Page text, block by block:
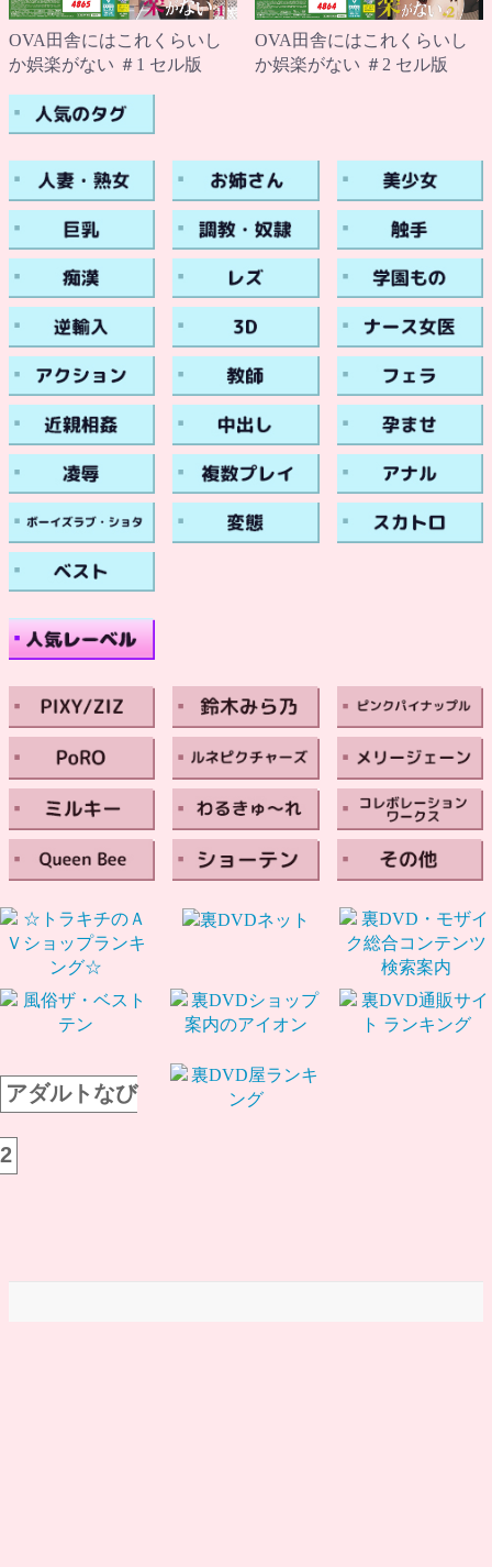
OVA田舎にはこれくらいし
か娯楽がない ＃1 セル版
OVA田舎にはこれくらいし
か娯楽がない ＃2 セル版
アダルトなび
2